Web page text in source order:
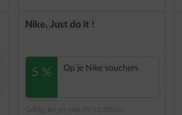
Nike, Just do it !
5 % Op je Nike vouchers